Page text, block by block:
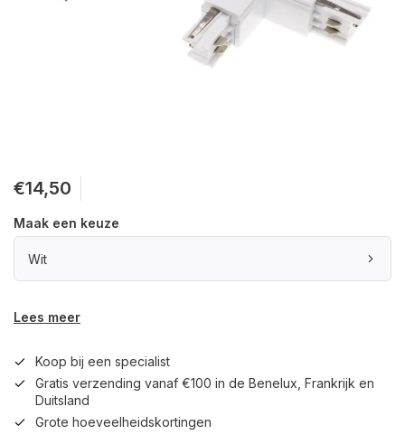
€14,50
Maak een keuze
Wit
Lees meer
Koop bij een specialist
Gratis verzending vanaf €100 in de Benelux, Frankrijk en
Duitsland
Grote hoeveelheidskortingen